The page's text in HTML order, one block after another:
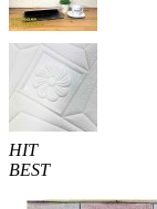
HIT
BEST